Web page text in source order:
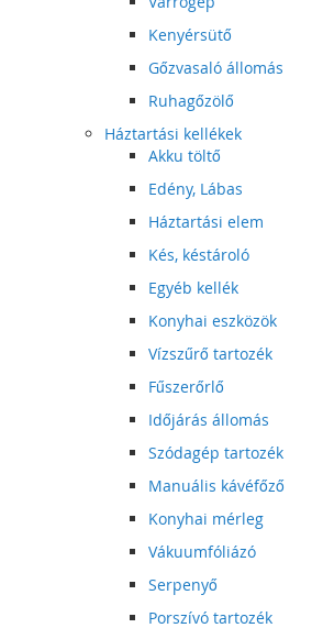
Kenyérsütő
Gőzvasaló állomás
Ruhagőzölő
Háztartási kellékek
Akku töltő
Edény, Lábas
Háztartási elem
Kés, késtároló
Egyéb kellék
Konyhai eszközök
Vízszűrő tartozék
Fűszerőrlő
Időjárás állomás
Szódagép tartozék
Manuális kávéfőző
Konyhai mérleg
Vákuumfóliázó
Serpenyő
Porszívó tartozék